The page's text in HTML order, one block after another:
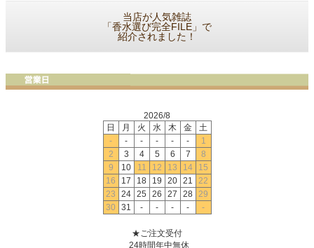
当店が人気雑誌
「香水選び完全FILE」で
紹介されました！
2026/8
日
月 火 水 木 金
土
-
- - - - -
1
2
3 4 5 6 7
8
9
10 11 12 13 14
15
16
17 18 19 20 21
22
23
24 25 26 27 28 29
30
31 - - - - -
★ご注文受付
24時間年中無休